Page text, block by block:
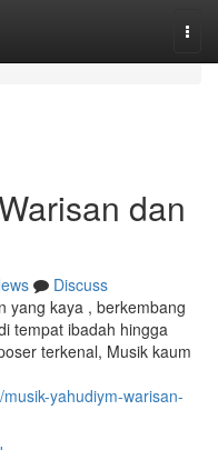
dan
Discuss
yang kaya , berkembang
tempat ibadah hingga
terkenal, Musik kaum
yahudiym-warisan-